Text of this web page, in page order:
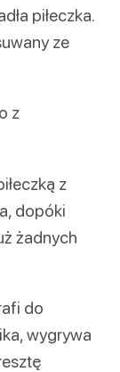
piłeczka.
ze
z
z
dopóki
żadnych
do
wygrywa